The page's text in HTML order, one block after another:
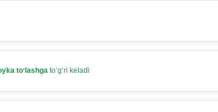
toʻlashga toʻgʻri keladi